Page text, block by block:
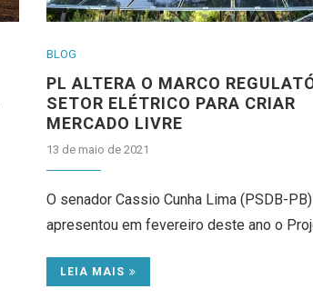
BLOG
PL ALTERA O MARCO
SETOR ELÉTRICO PARA CRIAR
MERCADO LIVRE
13 de maio de 2021
O senador Cassio Cunha Lima (PSDB-PB)
apresentou em fevereiro deste ano o
LEIA MAIS